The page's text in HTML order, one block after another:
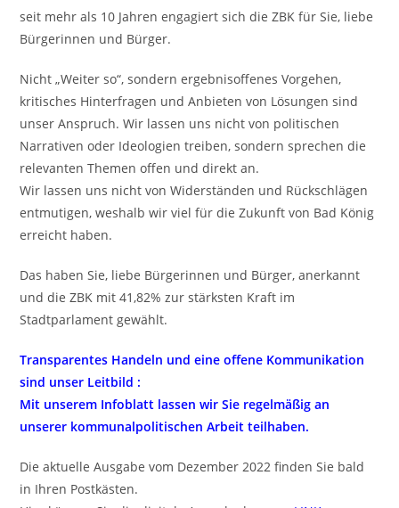
seit mehr als 10 Jahren engagiert sich die ZBK für Sie, liebe
Bürgerinnen und Bürger.
Nicht „Weiter so“, sondern ergebnisoffenes Vorgehen,
kritisches Hinterfragen und Anbieten von Lösungen sind
unser Anspruch. Wir lassen uns nicht von politischen
Narrativen oder Ideologien treiben, sondern sprechen die
relevanten Themen offen und direkt an.
Wir lassen uns nicht von Widerständen und Rückschlägen
entmutigen, weshalb wir viel für die Zukunft von Bad König
erreicht haben.
Das haben Sie, liebe Bürgerinnen und Bürger, anerkannt
und die ZBK mit 41,82% zur stärksten Kraft im
Stadtparlament gewählt.
Transparentes Handeln und eine offene Kommunikation
sind unser Leitbild :
Mit unserem Infoblatt lassen wir Sie regelmäßig an
unserer kommunalpolitischen Arbeit teilhaben.
Die aktuelle Ausgabe vom Dezember 2022 finden Sie bald
in Ihren Postkästen.